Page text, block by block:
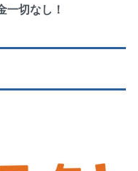
一切なし！